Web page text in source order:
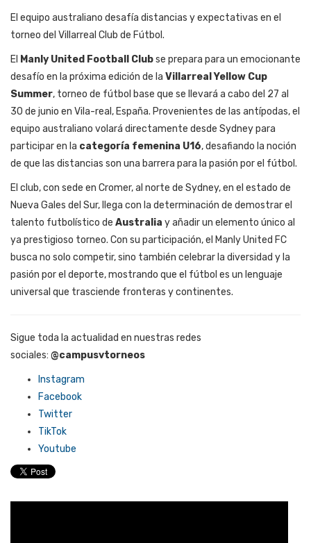
El equipo australiano desafía distancias y expectativas en el
torneo del Villarreal Club de Fútbol.
El Manly United Football Clubse prepara para un emocionante
desafío en la próxima edición de la Villarreal Yellow Cup
Summer, torneo de fútbol base que se llevará a cabo del 27 al
30 de junio en Vila-real, España. Provenientes de las antípodas, el
equipo australiano volará directamente desde Sydney para
participar en la categoría femenina U16, desafiando la noción
de que las distancias son una barrera para la pasión por el fútbol.
El club, con sede en Cromer, al norte de Sydney, en el estado de
Nueva Gales del Sur, llega con la determinación de demostrar el
talento futbolístico de Australia y añadir un elemento único al
ya prestigioso torneo. Con su participación, el Manly United FC
busca no solo competir, sino también celebrar la diversidad y la
pasión por el deporte, mostrando que el fútbol es un lenguaje
universal que trasciende fronteras y continentes.
Sigue toda la actualidad en nuestras redes
sociales: @campusvtorneos
Instagram
Facebook
Twitter
TikTok
Youtube